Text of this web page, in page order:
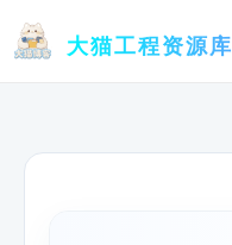
大猫工程资源库